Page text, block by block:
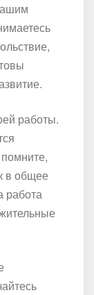
работы.
в общее
работа